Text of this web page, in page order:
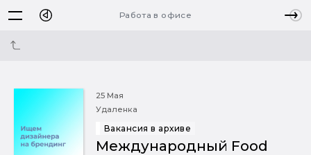
Работа в офисе
25 Мая
Удаленка
Вакансия в архиве
Международный Food